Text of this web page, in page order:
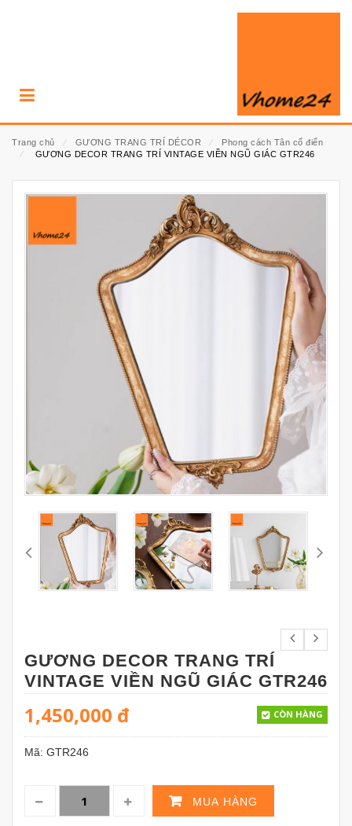
Trang chủ ⁄ GƯƠNG TRANG TRÍ DÉCOR ⁄
Phong cách Tân cổ điển
⁄
GƯƠNG DECOR TRANG TRÍ VINTAGE VIỀN NGŨ GIÁC GTR246
GƯƠNG DECOR TRANG TRÍ
VINTAGE VIỀN NGŨ GIÁC GTR246
1,450,000 đ CÒN HÀNG
Mã: GTR246
MUA HÀNG